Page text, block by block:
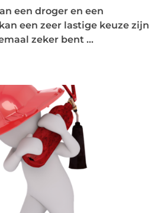
een droger en een
een zeer lastige keuze zijn
zeker bent ...